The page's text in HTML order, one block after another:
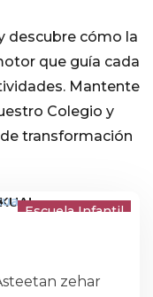
descubre cómo la
que guía cada
Mantente
Colegio y
transformación
Escuela Infantil
zehar